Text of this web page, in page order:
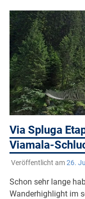
Via Spluga
Viamala-
Veröffentlicht am26.
Schon sehr lange
Wanderhighlight im